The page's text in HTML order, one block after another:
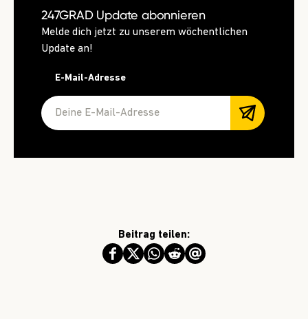
247GRAD Update abonnieren
Melde dich jetzt zu unserem wöchentlichen
Update an!
E-Mail-Adresse
Beitrag teilen: